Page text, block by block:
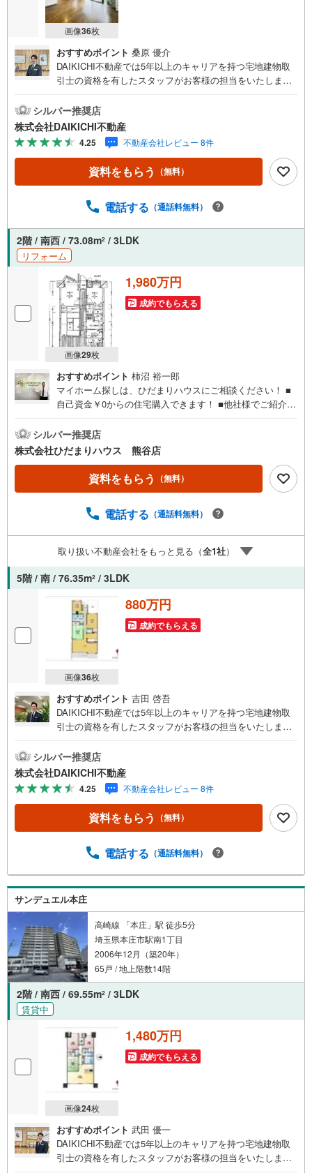
画像36枚
おすすめポイント 桑原 優介
DAIKICHI不動産では5年以上のキャリアを持つ宅地建物取
引士の資格を有したスタッフがお客様の担当をいたしま
すので、安心、安全のお取引ができる事をお約束いたしま
す。住宅ローンや火災保険、ライフライン（電気、ガス、
水道等）や税金の控除手続きまで、不動産購入に関わる全
ての手続きを私共がサポートいたします。お客様のご不明
点は丁寧にご説明いたしますのでご安心ください。その他
物件以外にかかる諸経費について、「どこに、なんで、い
わせください。
シルバー推奨店
株式会社DAIKICHI不動産
4.25 不動産会社レビュー 8件
資料をもらう （無料）
電話する （通話料無料）
2階 / 南西 / 73.08m2 / 3LDK
リフォーム
画像29枚
1,980万円
成約でもらえる
おすすめポイント 柿沼 裕一郎
マイホーム探しは、ひだまりハウスにご相談ください！ ■
自己資金￥0からの住宅購入できます！ ■他社様でご紹介さ
非公開の物件もご紹介可能 ■ご希望の方にはメールでのや
りとりだけで大丈夫です。 ■お忙しいときは現地待合せ＆
現地解散できます。 ■平日のご見学希望大歓迎です！ ■住
宅ローンアドバイザーが銀行手続きをお手伝い！店内には
キッズスペースがあり、お子様連れのお客様もおうち探
ハウスに行きたい！』と言って貰えるようなお店です。■夜
金利の銀行をご紹介！など） ■無料で住宅ローン事前審査
OK！審査を通すチカラが違います。お客様をお待たせする
事は、御座いません！★熊谷市のひだまりハウス★にお任
せください◆『頭金0円』で住宅購入が可能です！ ファイ
ナンシャルプランナーがおり、お客様ごとに合った住宅ロ
ーンの組み方をアドバイスさせて頂きます！ ■他社様でご
紹介されている物件もご提案できます
シルバー推奨店
株式会社ひだまりハウス 熊谷店
資料をもらう （無料）
電話する （通話料無料）
取り扱い不動産会社をもっと見る（全1社）
5階 / 南 / 76.35m2 / 3LDK
画像36枚
880万円
成約でもらえる
おすすめポイント 吉田 啓吾
DAIKICHI不動産では5年以上のキャリアを持つ宅地建物取
引士の資格を有したスタッフがお客様の担当をいたしま
すので、安心、安全のお取引ができる事をお約束いたしま
す。住宅ローンや火災保険、ライフライン（電気、ガス、
水道等）や税金の控除手続きまで、不動産購入に関わる全
ての手続きを私共がサポートいたします。お客様のご不明
点は丁寧にご説明いたしますのでご安心ください。その他
物件以外にかかる諸経費について、「どこに、なんで、い
わせください。
シルバー推奨店
株式会社DAIKICHI不動産
4.25 不動産会社レビュー 8件
資料をもらう （無料）
電話する （通話料無料）
サンデュエル本庄
高崎線 「本庄」駅 徒歩5分
埼玉県本庄市駅南1丁目
2006年12月（築20年）
65戸 / 地上階数14階
2階 / 南西 / 69.55m2 / 3LDK
賃貸中
画像24枚
1,480万円
成約でもらえる
おすすめポイント 武田 優一
DAIKICHI不動産では5年以上のキャリアを持つ宅地建物取
引士の資格を有したスタッフがお客様の担当をいたしま